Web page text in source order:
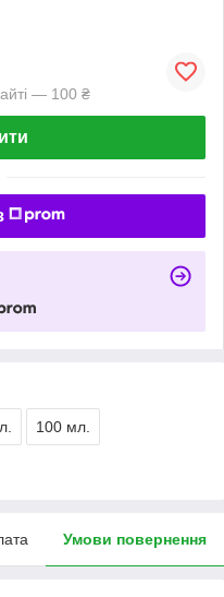
— 100 ₴
100 мл.
Умови повернення